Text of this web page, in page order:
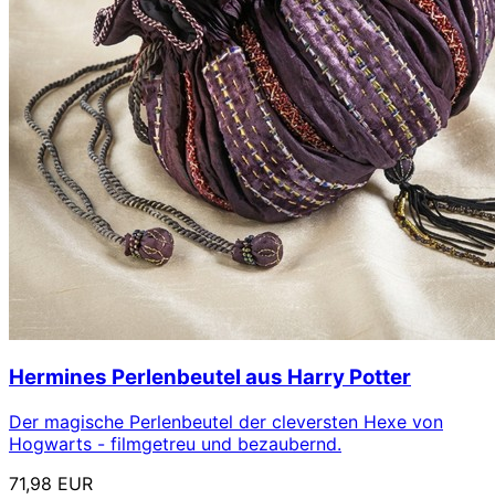
Hermines Perlenbeutel aus Harry Potter
Der magische Perlenbeutel der cleversten Hexe von
Hogwarts - filmgetreu und bezaubernd.
71,98 EUR